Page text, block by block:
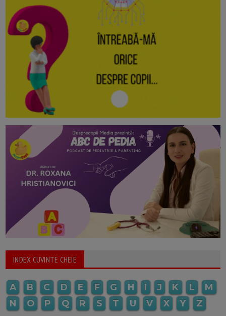
INDEX CUVINTE CHEIE
A B C D E F G H I J K L
M
N
O P Q R S T U V X Y Z